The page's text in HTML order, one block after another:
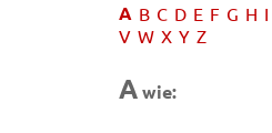
A B C D E F G H I
V W X Y Z
Awie: